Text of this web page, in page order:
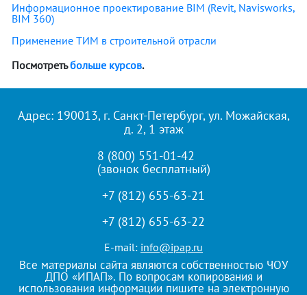
Информационное проектирование BIM (Revit, Navisworks,
BIM 360)
Применение ТИМ в строительной отрасли
Посмотретьбольше курсов.
Адрес: 190013, г. Санкт-Петербург, ул. Можайская,
д. 2, 1 этаж
8 (800) 551-01-42
(звонок бесплатный)
+7 (812) 655-63-21
+7 (812) 655-63-22
E-mail: info@ipap.ru
Все материалы сайта являются собственностью ЧОУ
ДПО «ИПАП». По вопросам копирования и
использования информации пишите на электронную